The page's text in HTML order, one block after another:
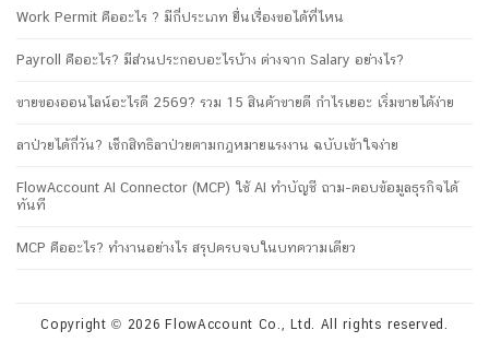
Work Permit คืออะไร ? มีกี่ประเภท ยื่นเรื่องขอได้ที่ไหน
Payroll คืออะไร? มีส่วนประกอบอะไรบ้าง ต่างจาก Salary อย่างไร?
ขายของออนไลน์อะไรดี 2569? รวม 15 สินค้าขายดี กำไรเยอะ เริ่มขายได้ง่าย
ลาป่วยได้กี่วัน? เช็กสิทธิลาป่วยตามกฎหมายแรงงาน ฉบับเข้าใจง่าย
FlowAccount AI Connector (MCP) ใช้ AI ทำบัญชี ถาม-ตอบข้อมูลธุรกิจได้
ทันที
MCP คืออะไร? ทำงานอย่างไร สรุปครบจบในบทความเดียว
Copyright © 2026 FlowAccount Co., Ltd. All rights reserved.